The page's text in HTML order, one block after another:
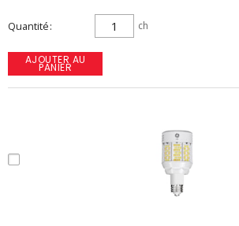
Quantité ch
AJOUTER AU
PANIER